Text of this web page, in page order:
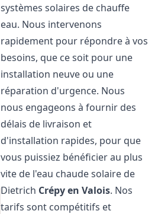
systèmes solaires de chauffe
eau. Nous intervenons
rapidement pour répondre à vos
besoins, que ce soit pour une
installation neuve ou une
réparation d'urgence. Nous
nous engageons à fournir des
délais de livraison et
d'installation rapides, pour que
vous puissiez bénéficier au plus
vite de l'eau chaude solaire de
Dietrich Crépy en Valois. Nos
tarifs sont compétitifs et